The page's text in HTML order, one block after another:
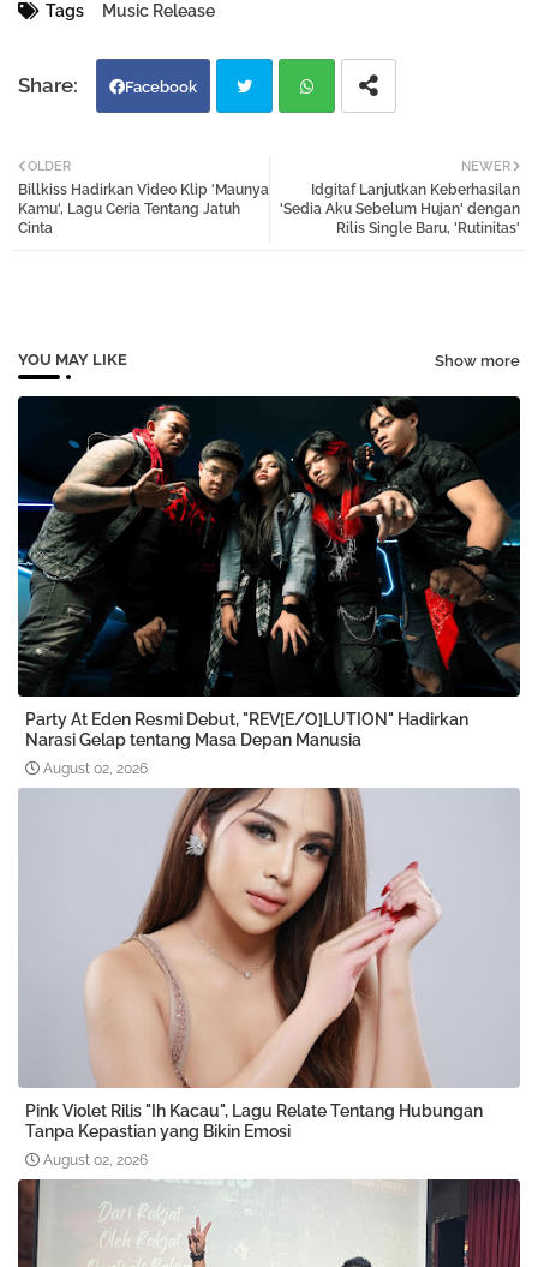
Tags Music Release
Facebook
tter atsa
NEWER
Idgitaf Lanjutkan Keberhasilan
'Sedia Aku Sebelum Hujan' dengan
Rilis Single Baru, 'Rutinitas'
OLDER
Billkiss Hadirkan Video Klip 'Maunya
Kamu', Lagu Ceria Tentang Jatuh
Cinta
YOU MAY LIKE Show more
Party At Eden Resmi Debut, "REV[E/O]LUTION" Hadirkan
Narasi Gelap tentang Masa Depan Manusia
August 02, 2026
Pink Violet Rilis "Ih Kacau", Lagu Relate Tentang Hubungan
Tanpa Kepastian yang Bikin Emosi
August 02, 2026